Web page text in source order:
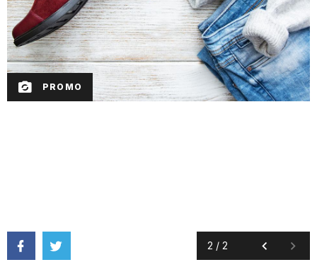
PROMO
2 / 2